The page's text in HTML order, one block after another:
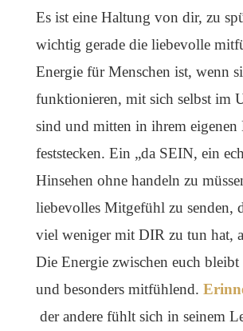
Es ist eine Haltung von dir, zu
wichtig gerade die liebevolle
Energie für Menschen ist, wenn
funktionieren, mit sich selbst im
sind und mitten in ihrem eigenen
feststecken. Ein „da SEIN, ein
Hinsehen ohne handeln zu
liebevolles Mitgefühl zu senden,
viel weniger mit DIR zu tun hat,
Die Energie zwischen euch
und besonders mitfühlend.
der andere fühlt sich in seinem